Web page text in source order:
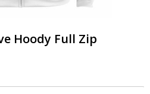
Hoody Full Zip